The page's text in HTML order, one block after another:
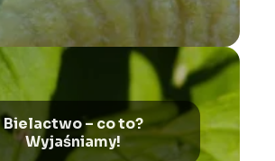
Bielactwo – co to?
Wyjaśniamy!